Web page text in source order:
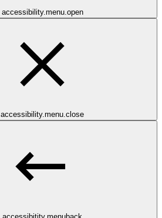
accessibility.menu.open
accessibility.menu.close